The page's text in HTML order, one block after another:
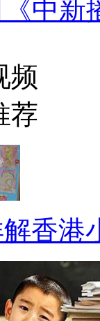
的问题
原市三
是可以
能有的
得有点
，孩子
师们表
众多家
中新
频
荐
香港